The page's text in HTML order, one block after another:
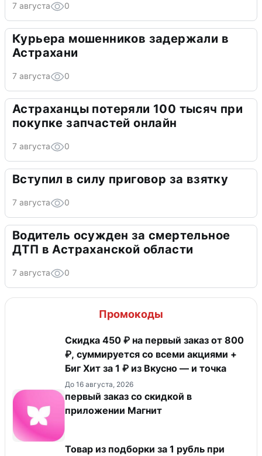
7 августа 0
Курьера мошенников задержали в
Астрахани
7 августа 0
Астраханцы потеряли 100 тысяч при
покупке запчастей онлайн
7 августа 0
Вступил в силу приговор за взятку
7 августа 0
Водитель осужден за смертельное
ДТП в Астраханской области
7 августа 0
Промокоды
Скидка 450 ₽ на первый заказ от 800
₽, суммируется со всеми акциями +
Биг Хит за 1 ₽ из Вкусно — и точка
До 16 августа, 2026
первый заказ со скидкой в
приложении Магнит
Товар из подборки за 1 рубль при